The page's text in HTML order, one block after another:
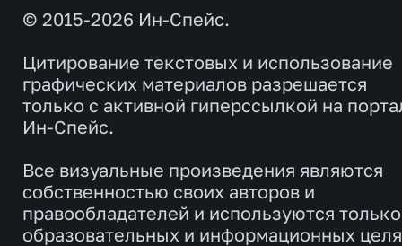
© 2015-2026 Ин-Спейс.
Цитирование текстовых и использование
графических материалов разрешается
только с активной гиперссылкой на
Ин-Спейс.
Все визуальные произведения являются
собственностью своих авторов и
правообладателей и используются
образовательных и информационных